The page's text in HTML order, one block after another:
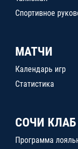
Спортивное
МАТЧИ
Календарь игр
Статистика
СОЧИ КЛАБ
Программа